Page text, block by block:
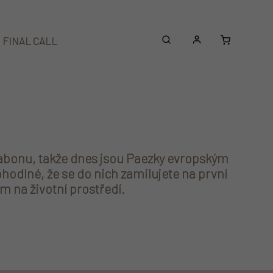
Nákupní
košík
FINAL CALL Doplňky
takže dnes jsou Paezky evropským
že se do nich zamilujete na první
na životní prostředí.